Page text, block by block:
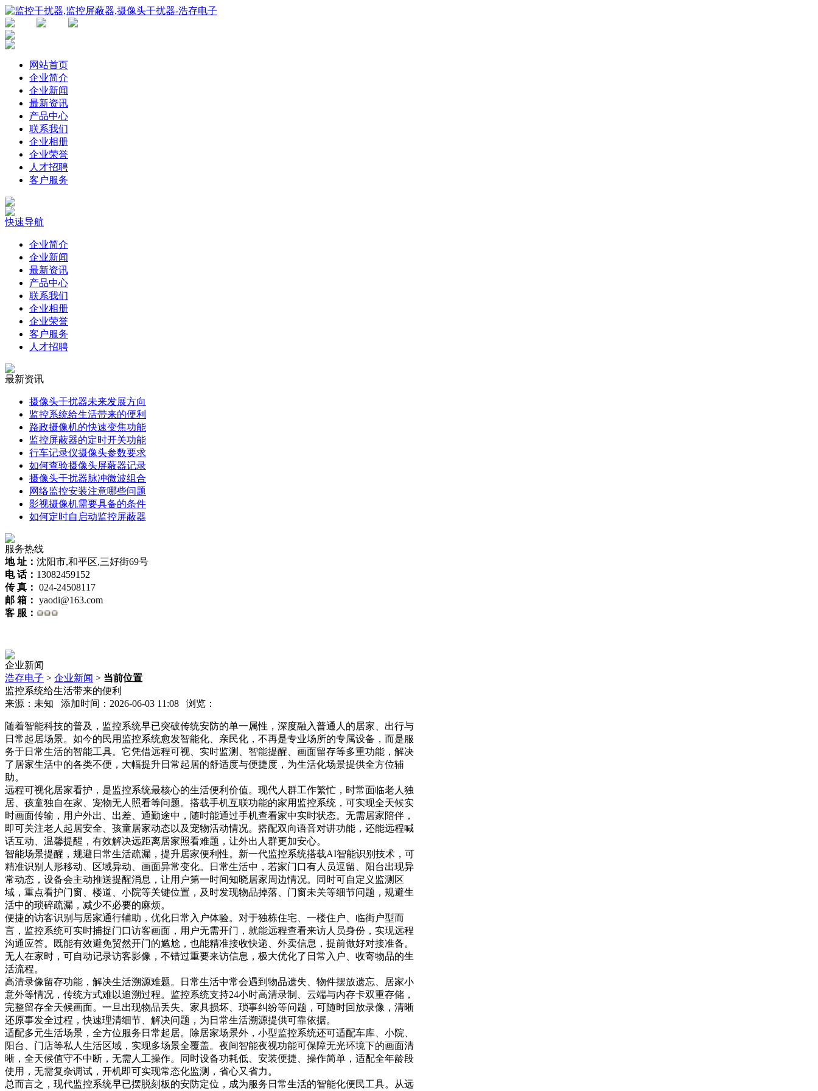
网站首页
企业简介
企业新闻
最新资讯
产品中心
联系我们
企业相册
企业荣誉
人才招聘
客户服务
快速导航
企业简介
企业新闻
最新资讯
产品中心
联系我们
企业相册
企业荣誉
客户服务
人才招聘
最新资讯
摄像头干扰器未来发展方向
监控系统给生活带来的便利
路政摄像机的快速变焦功能
监控屏蔽器的定时开关功能
行车记录仪摄像头参数要求
如何查验摄像头屏蔽器记录
摄像头干扰器脉冲微波组合
网络监控安装注意哪些问题
影视摄像机需要具备的条件
如何定时自启动监控屏蔽器
服务热线
地 址： 沈阳市,和平区,三好街69号
电 话： 13082459152
传 真： 024-24508117
邮 箱： yaodi@163.com
客 服：
企业新闻
浩存电子 > 企业新闻 > 当前位置
监控系统给生活带来的便利
来源：未知 添加时间：2026-06-03 11:08 浏览：
随着智能科技的普及，监控系统早已突破传统安防的单一属性，深度融入普通人的居家、出行与
日常起居场景。如今的民用监控系统愈发智能化、亲民化，不再是专业场所的专属设备，而是服
务于日常生活的智能工具。它凭借远程可视、实时监测、智能提醒、画面留存等多重功能，解决
了居家生活中的各类不便，大幅提升日常起居的舒适度与便捷度，为生活化场景提供全方位辅
助。
远程可视化居家看护，是监控系统最核心的生活便利价值。现代人群工作繁忙，时常面临老人独
居、孩童独自在家、宠物无人照看等问题。搭载手机互联功能的家用监控系统，可实现全天候实
时画面传输，用户外出、出差、通勤途中，随时能通过手机查看家中实时状态。无需居家陪伴，
即可关注老人起居安全、孩童居家动态以及宠物活动情况。搭配双向语音对讲功能，还能远程喊
话互动、温馨提醒，有效解决远距离居家照看难题，让外出人群更加安心。
智能场景提醒，规避日常生活疏漏，提升居家便利性。新一代监控系统搭载AI智能识别技术，可
精准识别人形移动、区域异动、画面异常变化。日常生活中，若家门口有人员逗留、阳台出现异
常动态，设备会主动推送提醒消息，让用户第一时间知晓居家周边情况。同时可自定义监测区
域，重点看护门窗、楼道、小院等关键位置，及时发现物品掉落、门窗未关等细节问题，规避生
活中的琐碎疏漏，减少不必要的麻烦。
便捷的访客识别与居家通行辅助，优化日常入户体验。对于独栋住宅、一楼住户、临街户型而
言，监控系统可实时捕捉门口访客画面，用户无需开门，就能远程查看来访人员身份，实现远程
沟通应答。既能有效避免贸然开门的尴尬，也能精准接收快递、外卖信息，提前做好对接准备。
无人在家时，可自动记录访客影像，不错过重要来访信息，极大优化了日常入户、收寄物品的生
活流程。
高清录像留存功能，解决生活溯源难题。日常生活中常会遇到物品遗失、物件摆放遗忘、居家小
意外等情况，传统方式难以追溯过程。监控系统支持24小时高清录制、云端与内存卡双重存储，
完整留存全天候画面。一旦出现物品丢失、家具损坏、琐事纠纷等问题，可随时回放录像，清晰
还原事发全过程，快速理清细节、解决问题，为日常生活溯源提供可靠依据。
适配多元生活场景，全方位服务日常起居。除居家场景外，小型监控系统还可适配车库、小院、
阳台、门店等私人生活区域，实现多场景全覆盖。夜间智能夜视功能可保障无光环境下的画面清
晰，全天候值守不中断，无需人工操作。同时设备功耗低、安装便捷、操作简单，适配全年龄段
使用，无需复杂调试，开机即可实现常态化监测，省心又省力。
总而言之，现代监控系统早已摆脱刻板的安防定位，成为服务日常生活的智能化便民工具。从远